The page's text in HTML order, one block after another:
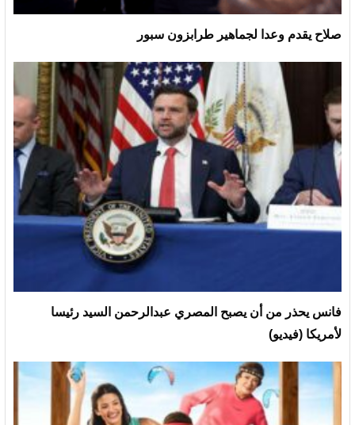
صلاح يقدم وعدا لجماهير طرابزون سبور
فانس يحذر من أن يصبح المصري عبدالرحمن السيد رئيسا
لأمريكا (فيديو)